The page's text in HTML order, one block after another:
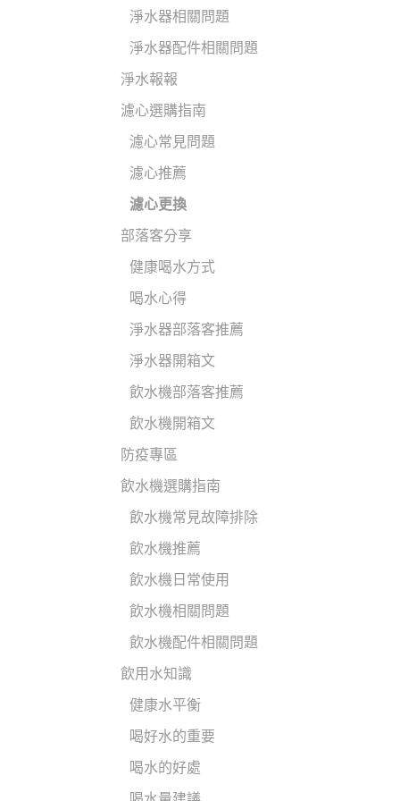
淨水器相關問題
淨水器配件相關問題
淨水報報
濾心選購指南
濾心常見問題
濾心推薦
濾心更換
部落客分享
健康喝水方式
喝水心得
淨水器部落客推薦
淨水器開箱文
飲水機部落客推薦
飲水機開箱文
防疫專區
飲水機選購指南
飲水機常見故障排除
飲水機推薦
飲水機日常使用
飲水機相關問題
飲水機配件相關問題
飲用水知識
健康水平衡
喝好水的重要
喝水的好處